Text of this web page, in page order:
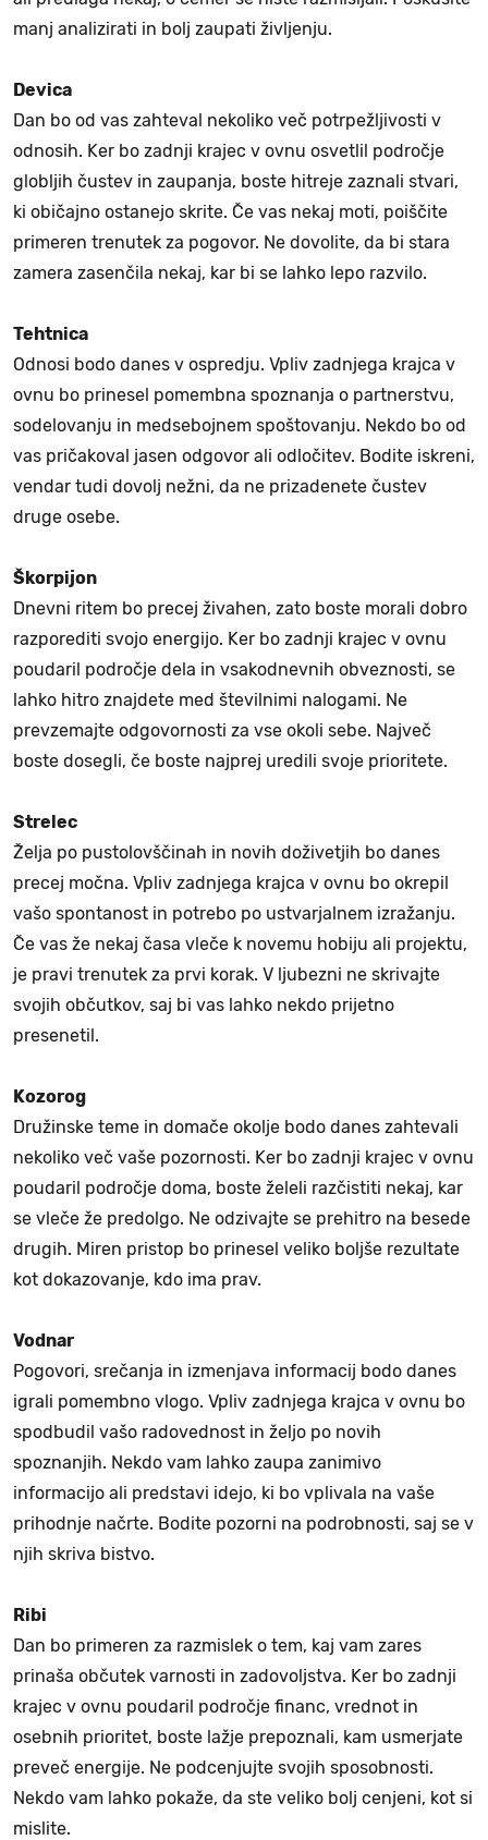
manj analizirati in bolj zaupati življenju.
Devica
Dan bo od vas zahteval nekoliko več potrpežljivosti v
odnosih. Ker bo zadnji krajec v ovnu osvetlil področje
globljih čustev in zaupanja, boste hitreje zaznali stvari,
ki običajno ostanejo skrite. Če vas nekaj moti, poiščite
primeren trenutek za pogovor. Ne dovolite, da bi stara
zamera zasenčila nekaj, kar bi se lahko lepo razvilo.
Tehtnica
Odnosi bodo danes v ospredju. Vpliv zadnjega krajca v
ovnu bo prinesel pomembna spoznanja o partnerstvu,
sodelovanju in medsebojnem spoštovanju. Nekdo bo od
vas pričakoval jasen odgovor ali odločitev. Bodite iskreni,
vendar tudi dovolj nežni, da ne prizadenete čustev
druge osebe.
Škorpijon
Dnevni ritem bo precej živahen, zato boste morali dobro
razporediti svojo energijo. Ker bo zadnji krajec v ovnu
poudaril področje dela in vsakodnevnih obveznosti, se
lahko hitro znajdete med številnimi nalogami. Ne
prevzemajte odgovornosti za vse okoli sebe. Največ
boste dosegli, če boste najprej uredili svoje prioritete.
Strelec
Želja po pustolovščinah in novih doživetjih bo danes
precej močna. Vpliv zadnjega krajca v ovnu bo okrepil
vašo spontanost in potrebo po ustvarjalnem izražanju.
Če vas že nekaj časa vleče k novemu hobiju ali projektu,
je pravi trenutek za prvi korak. V ljubezni ne skrivajte
svojih občutkov, saj bi vas lahko nekdo prijetno
presenetil.
Kozorog
Družinske teme in domače okolje bodo danes zahtevali
nekoliko več vaše pozornosti. Ker bo zadnji krajec v ovnu
poudaril področje doma, boste želeli razčistiti nekaj, kar
se vleče že predolgo. Ne odzivajte se prehitro na besede
drugih. Miren pristop bo prinesel veliko boljše rezultate
kot dokazovanje, kdo ima prav.
Vodnar
Pogovori, srečanja in izmenjava informacij bodo danes
igrali pomembno vlogo. Vpliv zadnjega krajca v ovnu bo
spodbudil vašo radovednost in željo po novih
spoznanjih. Nekdo vam lahko zaupa zanimivo
informacijo ali predstavi idejo, ki bo vplivala na vaše
prihodnje načrte. Bodite pozorni na podrobnosti, saj se v
njih skriva bistvo.
Ribi
Dan bo primeren za razmislek o tem, kaj vam zares
prinaša občutek varnosti in zadovoljstva. Ker bo zadnji
krajec v ovnu poudaril področje financ, vrednot in
osebnih prioritet, boste lažje prepoznali, kam usmerjate
preveč energije. Ne podcenjujte svojih sposobnosti.
Nekdo vam lahko pokaže, da ste veliko bolj cenjeni, kot si
mislite.